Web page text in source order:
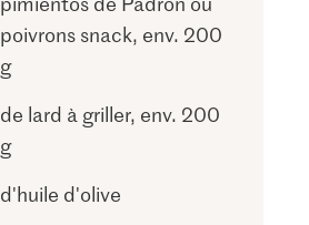
poivrons snack, env. 200
g
de lard à griller, env. 200
g
d'huile d'olive